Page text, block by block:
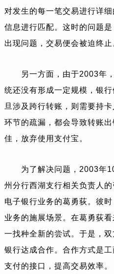
对发生的每一笔交易进行详
信息进行匹配。这时的问题
出现问题，交易便会被迫终止
另一方面，由于2003年，
统还没有形成一定规模，银
旦涉及跨行转账，则需要持
环节的疏漏，都会导致转账
佳，放弃使用支付宝。
为了解决问题，2003年10
州分行西湖支行相关负责人
电子银行业务的葛勇荻。彼
业务的施展场景。在葛勇荻
一找种全新的尝试。于是，
银行达成合作。合作方式是
支付的接口，提高交易效率。